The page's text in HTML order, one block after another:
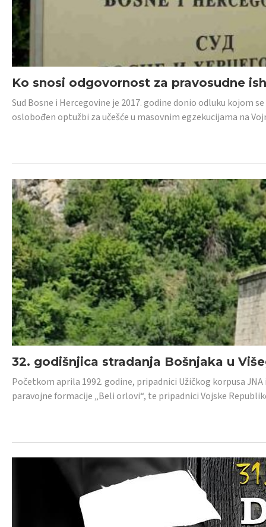
Ko snosi odgovornost za pravosudne
Sud Bosne i Hercegovine je 2017. godine donio odluku kojom
oslobođen optužbi za učešće u masovnim egzekucijama na
32. godišnjica stradanja Bošnjaka u
Početkom aprila 1992. godine, pripadnici Užičkog korpusa
paravojne formacije „Beli orlovi“, te pripadnici Vojske